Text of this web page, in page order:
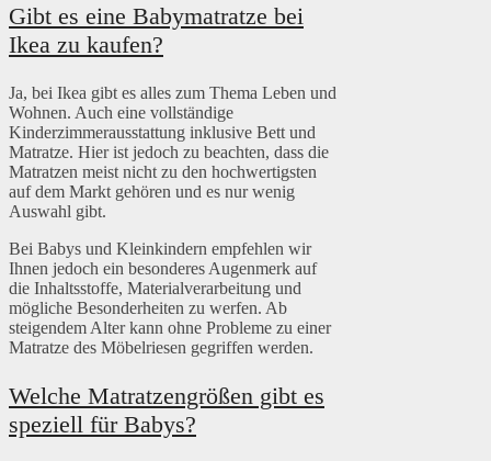
Gibt es eine Babymatratze bei
Ikea zu kaufen?
Ja, bei Ikea gibt es alles zum Thema Leben und
Wohnen. Auch eine vollständige
Kinderzimmerausstattung inklusive Bett und
Matratze. Hier ist jedoch zu beachten, dass die
Matratzen meist nicht zu den hochwertigsten
auf dem Markt gehören und es nur wenig
Auswahl gibt.
Bei Babys und Kleinkindern empfehlen wir
Ihnen jedoch ein besonderes Augenmerk auf
die Inhaltsstoffe, Materialverarbeitung und
mögliche Besonderheiten zu werfen. Ab
steigendem Alter kann ohne Probleme zu einer
Matratze des Möbelriesen gegriffen werden.
Welche Matratzengrößen gibt es
speziell für Babys?